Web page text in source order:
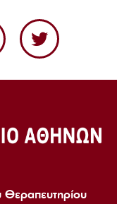
Θεραπευτηρίου